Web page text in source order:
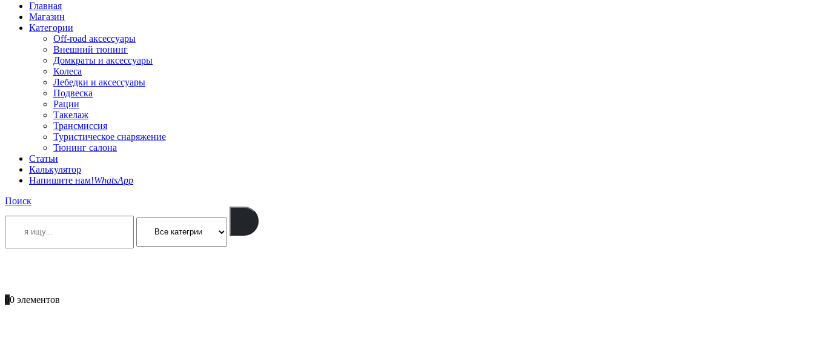
Главная
Магазин
Категории
Off-road аксессуары
Внешний тюнинг
Домкраты и аксессуары
Колеса
Лебедки и аксессуары
Подвеска
Рации
Такелаж
Трансмиссия
Туристическое снаряжение
Тюнинг салона
Статьи
Калькулятор
Напишите нам!WhatsApp
Поиск
00 элементов